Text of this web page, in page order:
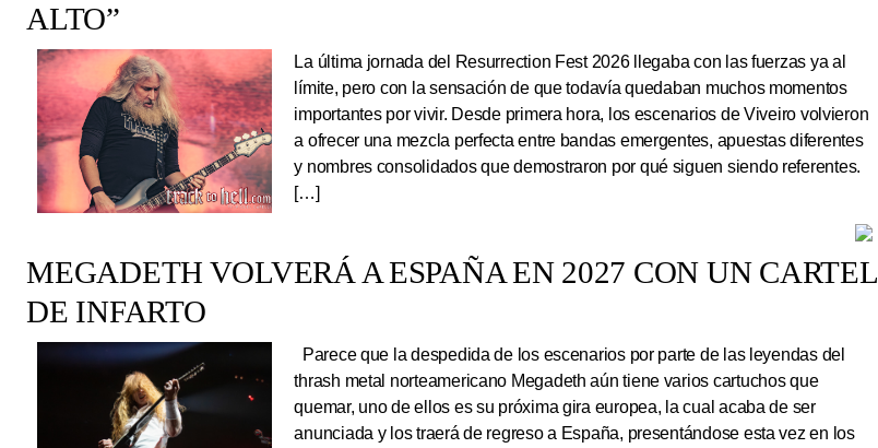
ALTO”
La última jornada del Resurrection Fest 2026 llegaba con las fuerzas ya al
límite, pero con la sensación de que todavía quedaban muchos momentos
importantes por vivir. Desde primera hora, los escenarios de Viveiro volvieron
a ofrecer una mezcla perfecta entre bandas emergentes, apuestas diferentes
y nombres consolidados que demostraron por qué siguen siendo referentes.
[…]
MEGADETH VOLVERÁ A ESPAÑA EN 2027 CON UN CARTEL
DE INFARTO
Parece que la despedida de los escenarios por parte de las leyendas del
thrash metal norteamericano Megadeth aún tiene varios cartuchos que
quemar, uno de ellos es su próxima gira europea, la cual acaba de ser
anunciada y los traerá de regreso a España, presentándose esta vez en los